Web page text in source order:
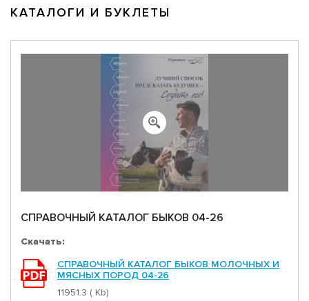
КАТАЛОГИ И БУКЛЕТЫ
СПРАВОЧНЫЙ КАТАЛОГ БЫКОВ 04-26
Скачать:
СПРАВОЧНЫЙ КАТАЛОГ БЫКОВ МОЛОЧНЫХ И
МЯСНЫХ ПОРОД 04-26
11951.3 ( Kb)